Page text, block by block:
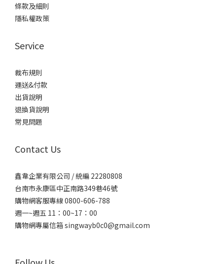
條款及細則
隱私權政策
Service
裁布規則
運送&付款
出貨說明
退換貨說明
常見問題
Contact Us
鑫韋企業有限公司 / 統編 22280808
台南市永康區中正南路349巷46號
購物網客服專線 0800-606-788
週一~週五 11：00~17：00
購物網專屬信箱 singwayb0c0@gmail.com